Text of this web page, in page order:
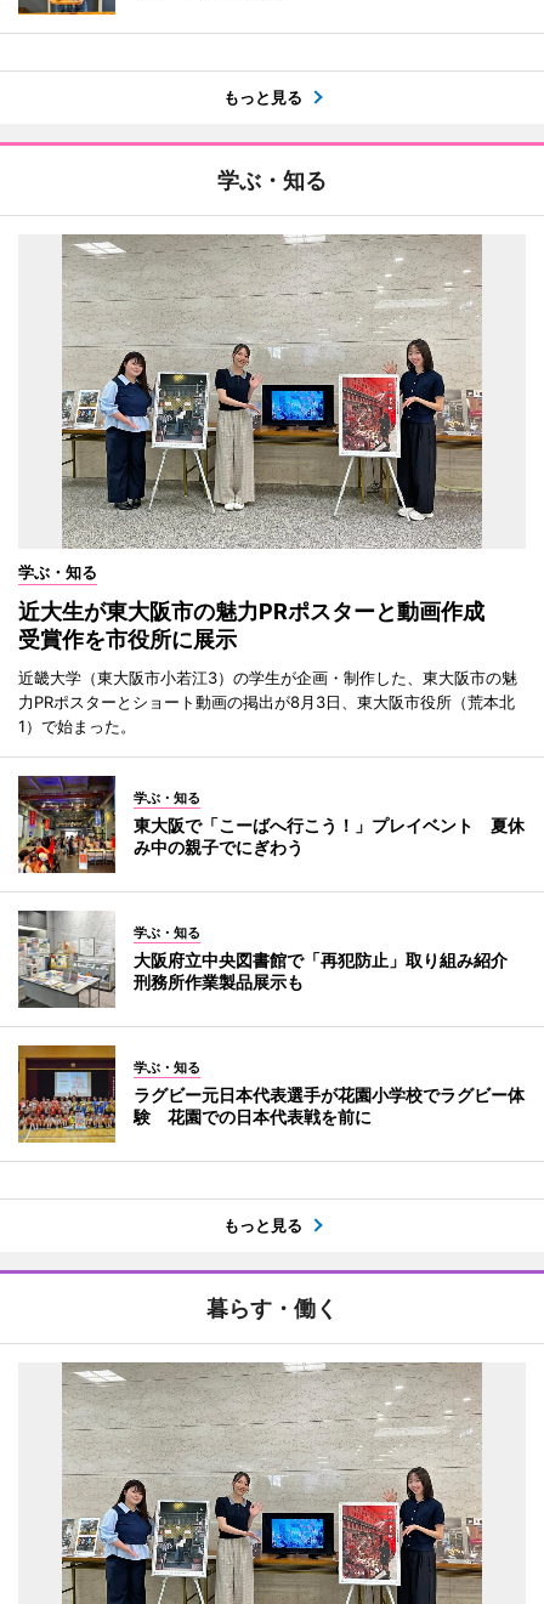
もっと見る
学ぶ・知る
学ぶ・知る
近大生が東大阪市の魅力PRポスターと動画作成
受賞作を市役所に展示
近畿大学（東大阪市小若江3）の学生が企画・制作した、東大阪市の魅
力PRポスターとショート動画の掲出が8月3日、東大阪市役所（荒本北
1）で始まった。
学ぶ・知る
東大阪で「こーばへ行こう！」プレイベント 夏休
み中の親子でにぎわう
学ぶ・知る
大阪府立中央図書館で「再犯防止」取り組み紹介
刑務所作業製品展示も
学ぶ・知る
ラグビー元日本代表選手が花園小学校でラグビー体
験 花園での日本代表戦を前に
もっと見る
暮らす・働く